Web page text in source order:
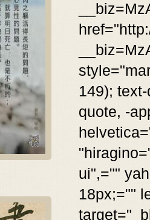
149);
quote, -
ui",=""
18px;=""